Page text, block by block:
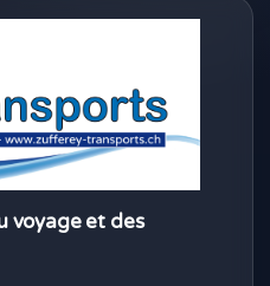
voyage et des